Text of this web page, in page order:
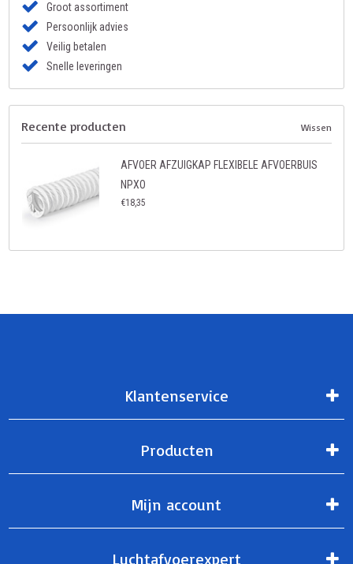
Groot assortiment
Persoonlijk advies
Veilig betalen
Snelle leveringen
Recente producten Wissen
AFVOER AFZUIGKAP FLEXIBELE AFVOERBUIS
NPXO
€18,35
Klantenservice
Producten
Mijn account
Luchtafvoerexpert